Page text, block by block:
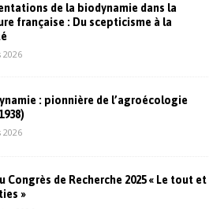
de la biodynamie dans la
française : Du scepticisme à la
2026
: pionnière de l’agroécologie
2026
Congrès de Recherche 2025 « Le tout et
»